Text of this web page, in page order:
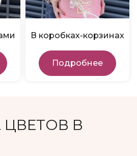
В коробках-корзинах
Подробнее
В